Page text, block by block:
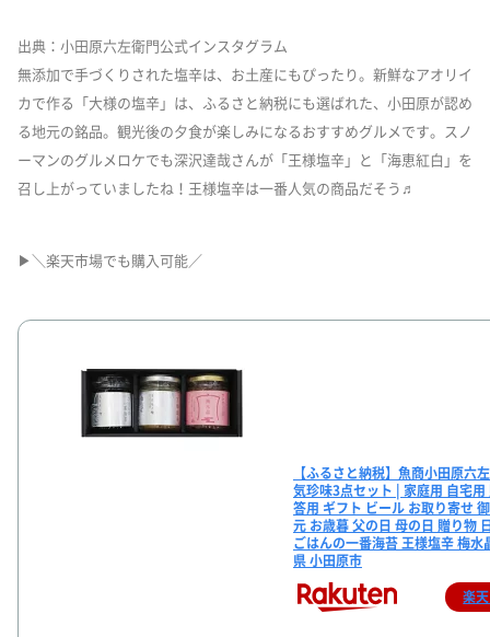
出典：小田原六左衛門公式インスタグラム
無添加で手づくりされた塩辛は、お土産にもぴったり。新鮮なアオリイ
カで作る「大様の塩辛」は、ふるさと納税にも選ばれた、小田原が認め
る地元の銘品。観光後の夕食が楽しみになるおすすめグルメです。スノ
ーマンのグルメロケでも深沢達哉さんが「王様塩辛」と「海恵紅白」を
召し上がっていましたね！王様塩辛は一番人気の商品だそう♬
▶＼楽天市場でも購入可能／
【ふるさと納税】魚商小田原六
気珍味3点セット | 家庭用 自宅用
答用 ギフト ビール お取り寄せ
元 お歳暮 父の日 母の日 贈り物
ごはんの一番海苔 王様塩辛 梅水
県 小田原市
楽